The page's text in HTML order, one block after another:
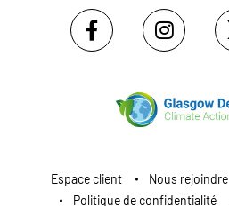
Espace client Nous rejoindre
Politique de confidentialité